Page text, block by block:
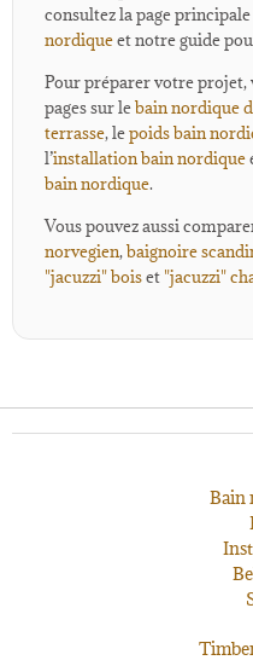
consultez la page principale
nordiqueet notre guide
Pour préparer votre projet,
pages sur lebain nordique
terrasse, lepoids bain
l’installation bain nordique
bain nordique.
Vous pouvez aussi
norvegien,baignoire
"jacuzzi" boiset "jacuzzi"
Bain